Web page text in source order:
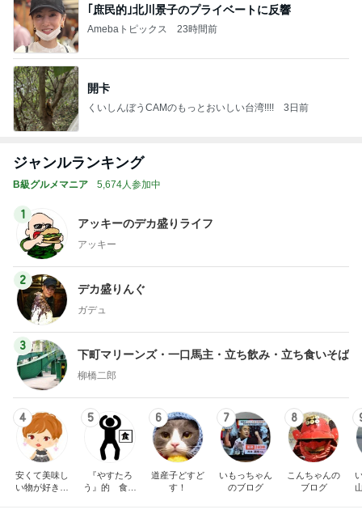
｢庶民的｣北川景子のプライベートに反響
Amebaトピックス 23時間前
開卡
くいしんぼうCAMのもっとおいしい台湾!!!! 3日前
ジャンルランキング
B級グルメマニア 5,674人参加中
1
アッキーのデカ盛りライフ
アッキー
2
デカ盛りんぐ
ガデュ
3
下町マリーンズ・一口馬主・立ち飲み・立ち食いそば
柳橋二郎
4
安くて美味し
い物が好き☆
5
『やすたろ
う』的 食の
6
道産子どすど
す！
7
いもっちゃん
のブログ
8
こんちゃんの
ブログ